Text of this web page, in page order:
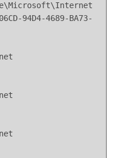
94D4-4689-BA73-